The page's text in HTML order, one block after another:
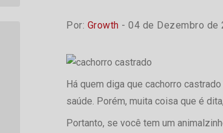
Por: Growth - 04 de Dezembro de
Há quem diga que cachorro
saúde. Porém, muita coisa que é
Portanto, se você tem um